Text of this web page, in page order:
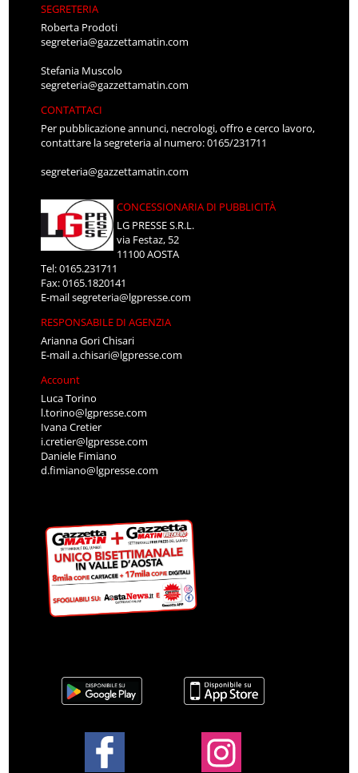
SEGRETERIA
Roberta Prodoti
segreteria@gazzettamatin.com
Stefania Muscolo
segreteria@gazzettamatin.com
CONTATTACI
Per pubblicazione annunci, necrologi, offro e cerco lavoro,
contattare la segreteria al numero: 0165/231711
segreteria@gazzettamatin.com
CONCESSIONARIA DI PUBBLICITÀ
LG PRESSE S.R.L.
via Festaz, 52
11100 AOSTA
Tel: 0165.231711
Fax: 0165.1820141
E-mailsegreteria@lgpresse.com
RESPONSABILE DI AGENZIA
Arianna Gori Chisari
E-maila.chisari@lgpresse.com
Account
Luca Torino
l.torino@lgpresse.com
Ivana Cretier
i.cretier@lgpresse.com
Daniele Fimiano
d.fimiano@lgpresse.com